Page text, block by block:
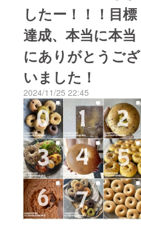
したー！！！目標
達成、本当に本当
にありがとうござ
いました！
2024/11/25 22:45